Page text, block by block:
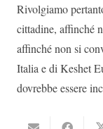
Rivolgiamo
cittadine, affinché
affinché non si
Italia e di Keshet
dovrebbe essere